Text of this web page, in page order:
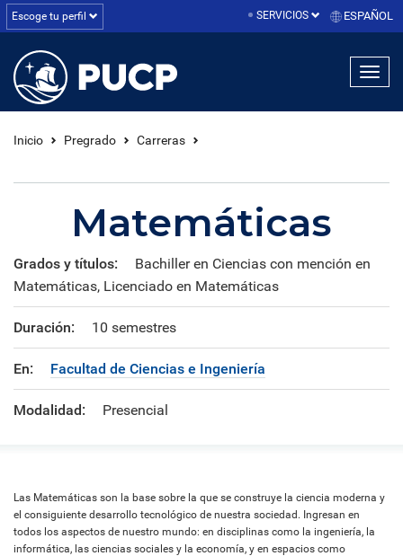
Escoge tu perfil SERVICIOS ESPAÑOL
Inicio Pregrado Carreras
Matemáticas
Grados y títulos:
Bachiller en Ciencias con mención en
Matemáticas, Licenciado en Matemáticas
Duración: 10 semestres
En: Facultad de Ciencias e Ingeniería
Modalidad: Presencial
Las Matemáticas son la base sobre la que se construye la ciencia moderna y
el consiguiente desarrollo tecnológico de nuestra sociedad. Ingresan en
todos los aspectos de nuestro mundo: en disciplinas como la ingeniería, la
informática, las ciencias sociales y la economía, y en espacios como